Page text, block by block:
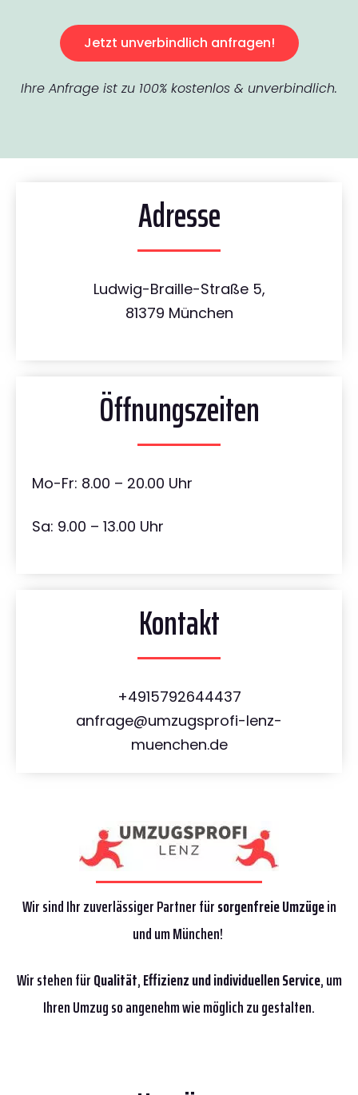
Jetzt unverbindlich anfragen!
Ihre Anfrage ist zu 100% kostenlos & unverbindlich.
Adresse
Ludwig-Braille-Straße 5,
81379 München
Öffnungszeiten
Mo-Fr: 8.00 – 20.00 Uhr
Sa: 9.00 – 13.00 Uhr
Kontakt
+4915792644437
anfrage@umzugsprofi-lenz-
muenchen.de
Wir sind Ihr zuverlässiger Partner fürsorgenfreie Umzügein
und um München!
Wir stehen fürQualität,Effizienzund individuellen Service, um
Ihren Umzug so angenehm wie möglich zu gestalten.